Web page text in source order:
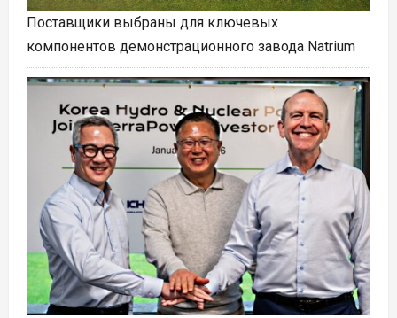
Поставщики выбраны для ключевых
компонентов демонстрационного завода Natrium